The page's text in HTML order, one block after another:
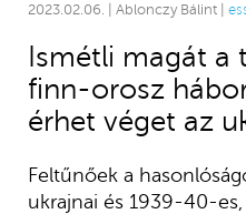
2023.02.06. | Ablonczy Bálint |
Ismétli magát a
finn-orosz
érhet véget az
Feltűnőek a
ukrajnai és 1939-40-